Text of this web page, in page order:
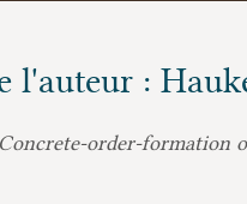
l'auteur :
Concrete-order-formation